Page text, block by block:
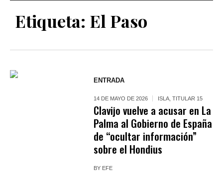
Etiqueta: El Paso
ENTRADA
14 DE MAYO DE 2026 ISLA ,TITULAR 15
Clavijo vuelve a acusar en La
Palma al Gobierno de España
de “ocultar información”
sobre el Hondius
BY EFE